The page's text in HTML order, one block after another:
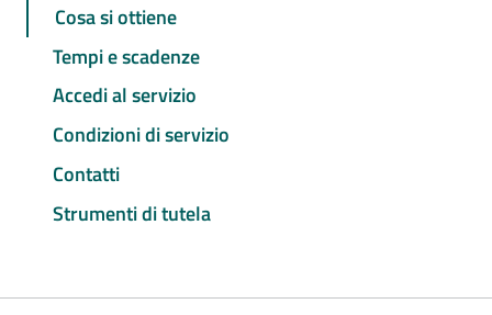
Cosa si ottiene
Tempi e scadenze
Accedi al servizio
Condizioni di servizio
Contatti
Strumenti di tutela